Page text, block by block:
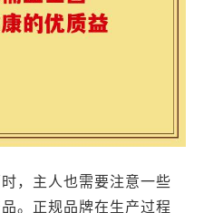
，主人也需要注意一些
。正规品牌在生产过程